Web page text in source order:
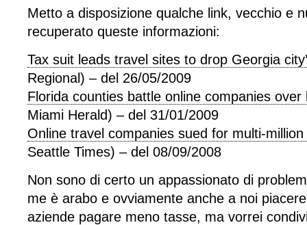
Metto a disposizione qualche link, vecchio e
recuperato queste informazioni:
Tax suit leads travel sites to drop Georgia
Regional) – del 26/05/2009
Florida counties battle online companies over
Miami Herald) – del 31/01/2009
Online travel companies sued for multi-
Seattle Times) – del 08/09/2008
Non sono di certo un appassionato di
me è arabo e ovviamente anche a noi
aziende pagare meno tasse, ma vorrei